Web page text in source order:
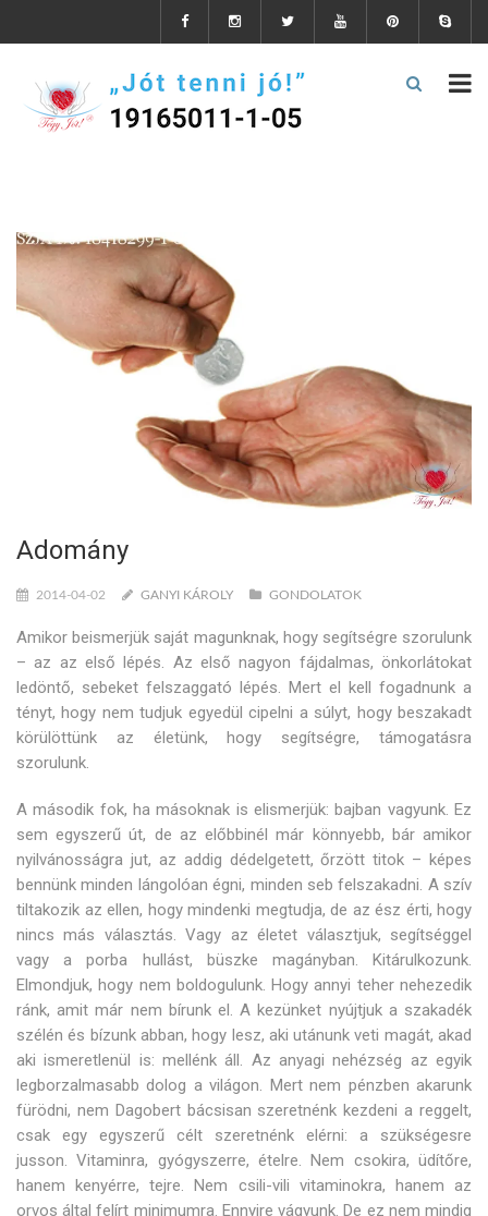
Adomány
2014-04-02 GANYI KÁROLY GONDOLATOK
Amikor beismerjük saját magunknak, hogy segítségre szorulunk
– az az első lépés. Az első nagyon fájdalmas, önkorlátokat
ledöntő, sebeket felszaggató lépés. Mert el kell fogadnunk a
tényt, hogy nem tudjuk egyedül cipelni a súlyt, hogy beszakadt
körülöttünk az életünk, hogy segítségre, támogatásra
szorulunk.
A második fok, ha másoknak is elismerjük: bajban vagyunk. Ez
sem egyszerű út, de az előbbinél már könnyebb, bár amikor
nyilvánosságra jut, az addig dédelgetett, őrzött titok – képes
bennünk minden lángolóan égni, minden seb felszakadni. A szív
tiltakozik az ellen, hogy mindenki megtudja, de az ész érti, hogy
nincs más választás. Vagy az életet választjuk, segítséggel
vagy a porba hullást, büszke magányban. Kitárulkozunk.
Elmondjuk, hogy nem boldogulunk. Hogy annyi teher nehezedik
ránk, amit már nem bírunk el. A kezünket nyújtjuk a szakadék
szélén és bízunk abban, hogy lesz, aki utánunk veti magát, akad
aki ismeretlenül is: mellénk áll. Az anyagi nehézség az egyik
legborzalmasabb dolog a világon. Mert nem pénzben akarunk
fürödni, nem Dagobert bácsisan szeretnénk kezdeni a reggelt,
csak egy egyszerű célt szeretnénk elérni: a szükségesre
jusson. Vitaminra, gyógyszerre, ételre. Nem csokira, üdítőre,
hanem kenyérre, tejre. Nem csili-vili vitaminokra, hanem az
orvos által felírt minimumra. Ennyire vágyunk. De ez nem mindig